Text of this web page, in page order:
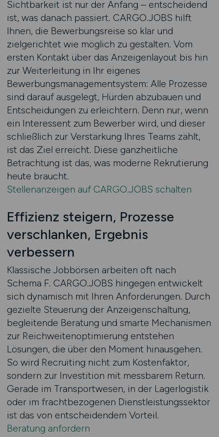
Sichtbarkeit ist nur der Anfang – entscheidend
ist, was danach passiert. CARGO.JOBS hilft
Ihnen, die Bewerbungsreise so klar und
zielgerichtet wie möglich zu gestalten. Vom
ersten Kontakt über das Anzeigenlayout bis hin
zur Weiterleitung in Ihr eigenes
Bewerbungsmanagementsystem: Alle Prozesse
sind darauf ausgelegt, Hürden abzubauen und
Entscheidungen zu erleichtern. Denn nur, wenn
ein Interessent zum Bewerber wird, und dieser
schließlich zur Verstärkung Ihres Teams zählt,
ist das Ziel erreicht. Diese ganzheitliche
Betrachtung ist das, was moderne Rekrutierung
heute braucht.
Stellenanzeigen auf CARGO.JOBS schalten
Effizienz steigern, Prozesse
verschlanken, Ergebnis
verbessern
Klassische Jobbörsen arbeiten oft nach
Schema F. CARGO.JOBS hingegen entwickelt
sich dynamisch mit Ihren Anforderungen. Durch
gezielte Steuerung der Anzeigenschaltung,
begleitende Beratung und smarte Mechanismen
zur Reichweitenoptimierung entstehen
Lösungen, die über den Moment hinausgehen.
So wird Recruiting nicht zum Kostenfaktor,
sondern zur Investition mit messbarem Return.
Gerade im Transportwesen, in der Lagerlogistik
oder im frachtbezogenen Dienstleistungssektor
ist das von entscheidendem Vorteil.
Beratung anfordern